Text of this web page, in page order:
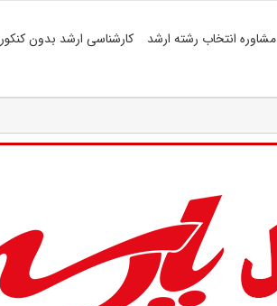
مشاوره انتخاب رشته ارشد کارشناسی ارشد بدون کنکور